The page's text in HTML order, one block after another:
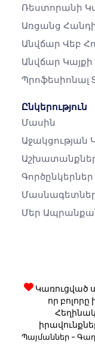
Ռեստորանի
Առցանց
Անվճար Վեբ
Անվճար Կայքի
Պրոֆեսիոնալ
Ընկերություն
Մասին
Աջակցության
Գործընկերներ
Մեր
Կառուցված
որ
Պայմաններ -